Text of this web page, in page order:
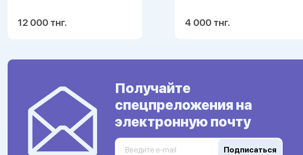
12 000 тнг. 4 000 тнг.
Получайте
спецпреложения на
электронную почту
Подписаться